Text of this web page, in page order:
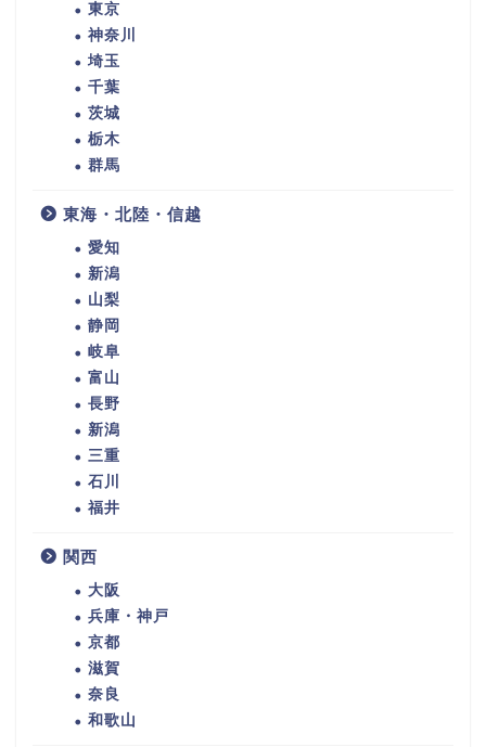
東京
神奈川
埼玉
千葉
茨城
栃木
群馬
東海・北陸・信越
愛知
新潟
山梨
静岡
岐阜
富山
長野
新潟
三重
石川
福井
関西
大阪
兵庫・神戸
京都
滋賀
奈良
和歌山